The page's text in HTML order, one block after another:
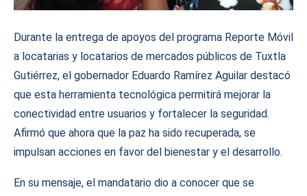
Durante la entrega de apoyos del programa Reporte Móvil
a locatarias y locatarios de mercados públicos de Tuxtla
Gutiérrez, el gobernador Eduardo Ramírez Aguilar destacó
que esta herramienta tecnológica permitirá mejorar la
conectividad entre usuarios y fortalecer la seguridad.
Afirmó que ahora que la paz ha sido recuperada, se
impulsan acciones en favor del bienestar y el desarrollo.
En su mensaje, el mandatario dio a conocer que se